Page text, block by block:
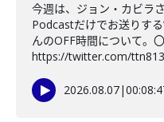
今週は、ジョン・カビラ
Podcastだけでお送りす
んのOFF時間について。
https://twitter.com/ttn813
2026.08.07|